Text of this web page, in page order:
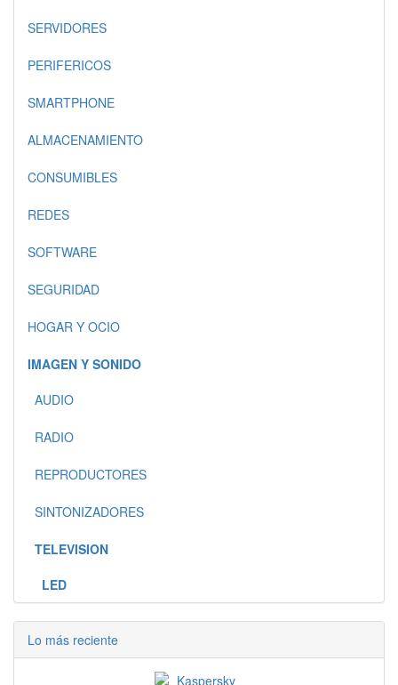
SERVIDORES
PERIFERICOS
SMARTPHONE
ALMACENAMIENTO
CONSUMIBLES
REDES
SOFTWARE
SEGURIDAD
HOGAR Y OCIO
IMAGEN Y SONIDO
AUDIO
RADIO
REPRODUCTORES
SINTONIZADORES
TELEVISION
LED
Lo más reciente